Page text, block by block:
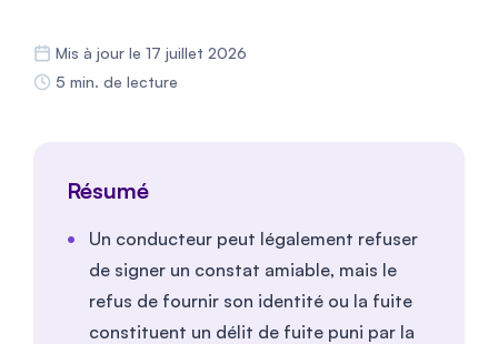
Mis à jour le 17 juillet 2026
5 min. de lecture
Résumé
Un conducteur peut légalement refuser
de signer un constat amiable, mais le
refus de fournir son identité ou la fuite
constituent un délit de fuite puni par la